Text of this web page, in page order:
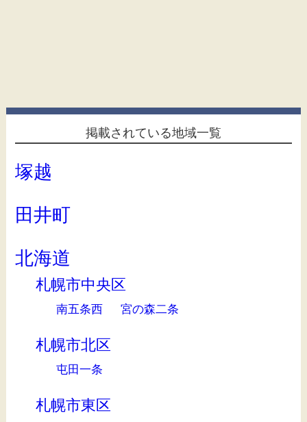
掲載されている地域一覧
塚越
田井町
北海道
札幌市中央区
南五条西 宮の森二条
札幌市北区
屯田一条
札幌市東区